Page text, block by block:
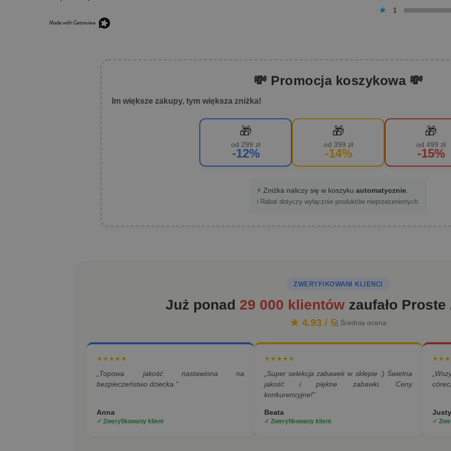
1
💸 Promocja koszykowa 💸
Im większe zakupy, tym większa zniżka!
🎁
od 299 zł
-12%
🎁
od 399 zł
-14%
🎁
od 499 zł
-15%
⚡ Zniżka naliczy się w koszyku automatycznie
ℹ️ Rabat dotyczy wyłącznie produktów nieprzecenionych.
ZWERYFIKOWANI KLIENCI
Już ponad 29 000 klientów zaufało
★ 4.93 / 5| Średnia ocena
★★★★★
„Topowa jakość nastawiona na
bezpieczeństwo dziecka.”
Anna
✓ Zweryfikowany klient
★★★★★
„Super selekcja zabawek w sklepie :) Świetna
jakość i piękne zabawki. Ceny
konkurencyjne!”
Beata
✓ Zweryfikowany klient ✓